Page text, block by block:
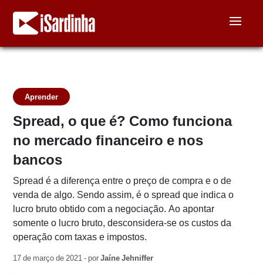
Aprender
Spread, o que é? Como funciona
no mercado financeiro e nos
bancos
Spread é a diferença entre o preço de compra e o de
venda de algo. Sendo assim, é o spread que indica o
lucro bruto obtido com a negociação. Ao apontar
somente o lucro bruto, desconsidera-se os custos da
operação com taxas e impostos.
17 de março de 2021 - porJaíne Jehniffer